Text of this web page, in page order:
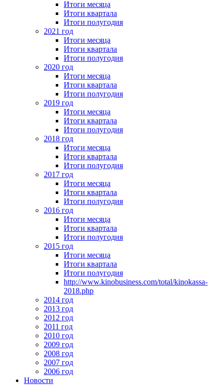
Итоги месяца
Итоги квартала
Итоги полугодия
2021 год
Итоги месяца
Итоги квартала
Итоги полугодия
2020 год
Итоги месяца
Итоги квартала
Итоги полугодия
2019 год
Итоги месяца
Итоги квартала
Итоги полугодия
2018 год
Итоги месяца
Итоги квартала
Итоги полугодия
2017 год
Итоги месяца
Итоги квартала
Итоги полугодия
2016 год
Итоги месяца
Итоги квартала
Итоги полугодия
2015 год
Итоги месяца
Итоги квартала
Итоги полугодия
http://www.kinobusiness.com/total/kinokassa-
2018.php
2014 год
2013 год
2012 год
2011 год
2010 год
2009 год
2008 год
2007 год
2006 год
Новости